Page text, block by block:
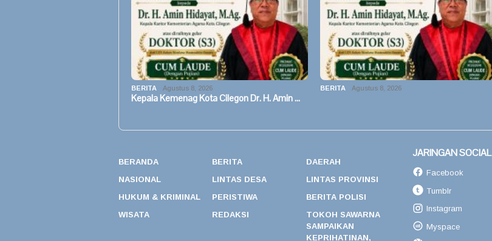
BERITA Agustus 8, 2026
Kepala Kemenag Kota Cilegon Dr. H. Amin …
BERITA Agustus 8, 2026
BERANDA BERITA
DAERAH
NASIONAL
LINTAS DESA
LINTAS PROVINSI
HUKUM & KRIMINAL
PERISTIWA
BERITA POLISI
WISATA
REDAKSI
TOKOH SAWARNA
SAMPAIKAN
KEPRIHATINAN,
JARINGAN SOCIAL
Facebook
Tumblr
Instagram
Myspace